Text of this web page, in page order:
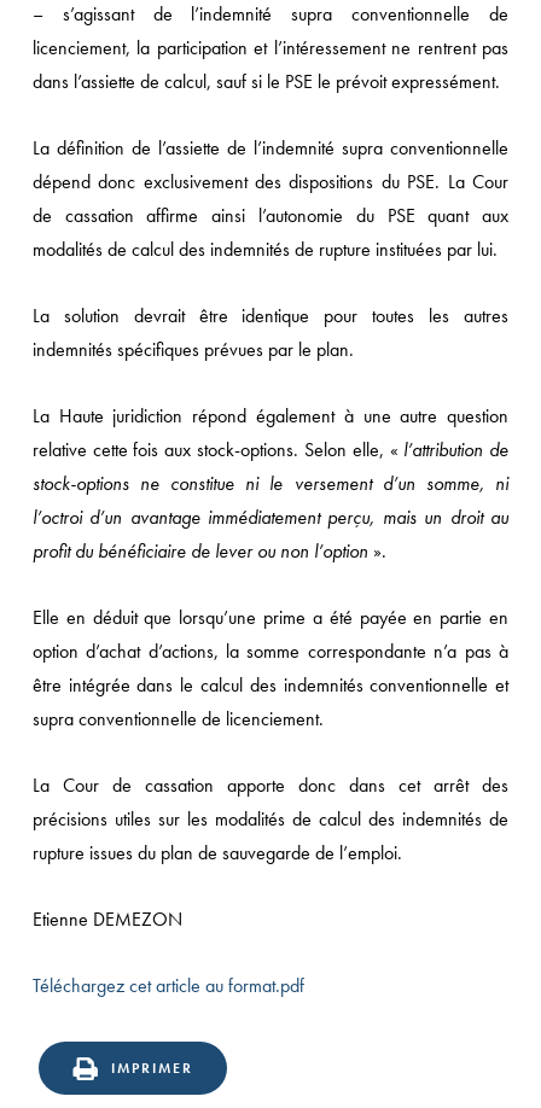
– s’agissant de l’indemnité supra conventionnelle de
licenciement, la participation et l’intéressement ne rentrent pas
dans l’assiette de calcul, sauf si le PSE le prévoit expressément.
La définition de l’assiette de l’indemnité supra conventionnelle
dépend donc exclusivement des dispositions du PSE. La Cour
de cassation affirme ainsi l’autonomie du PSE quant aux
modalités de calcul des indemnités de rupture instituées par lui.
La solution devrait être identique pour toutes les autres
indemnités spécifiques prévues par le plan.
La Haute juridiction répond également à une autre question
relative cette fois aux stock-options. Selon elle, « l’attribution de
stock-options ne constitue ni le versement d’un somme, ni
l’octroi d’un avantage immédiatement perçu, mais un droit au
profit du bénéficiaire de lever ou non l’option ».
Elle en déduit que lorsqu’une prime a été payée en partie en
option d’achat d’actions, la somme correspondante n’a pas à
être intégrée dans le calcul des indemnités conventionnelle et
supra conventionnelle de licenciement.
La Cour de cassation apporte donc dans cet arrêt des
précisions utiles sur les modalités de calcul des indemnités de
rupture issues du plan de sauvegarde de l’emploi.
Etienne DEMEZON
Téléchargez cet article au format.pdf
IMPRIMER